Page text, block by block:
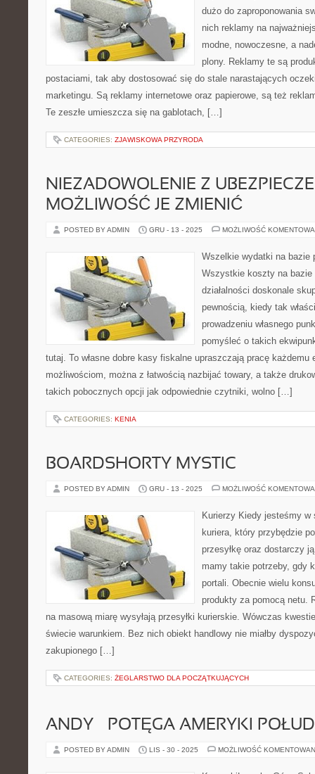
dużo do zaproponowania
nich reklamy na
modne, nowoczesne, a
plony. Reklamy te są
postaciami, tak aby dostosować się do stale narastających
marketingu. Są reklamy internetowe oraz papierowe, są też
Te zeszłe umieszcza się na gablotach, […]
CATEGORIES: ZJAWISKOWA PRZYRODA
NIEZADOWOLENIE Z
MOŻLIWOŚĆ JE ZMIENIĆ
POSTED BY ADMIN GRU - 13 - 2025 MOŻLIWOŚĆ
Wszelkie wydatki na bazie
Wszystkie koszty na bazie
działalności doskonale
pewnością, kiedy tak
prowadzeniu własnego
pomyśleć o takich
tutaj. To własne dobre kasy fiskalne upraszczają pracę każdemu
możliwościom, można z łatwością nazbijać towary, a także
takich pobocznych opcji jak odpowiednie czytniki, wolno […]
CATEGORIES: KENIA
BOARDSHORTY MYSTIC
POSTED BY ADMIN GRU - 13 - 2025 MOŻLIWOŚĆ
Kurierzy Kiedy jesteśmy w
kuriera, który przybędzie
przesyłkę oraz dostarczy
mamy takie potrzeby, gdy
portali. Obecnie wielu
produkty za pomocą netu.
na masową miarę wysyłają przesyłki kurierskie. Wówczas
świecie warunkiem. Bez nich obiekt handlowy nie miałby
zakupionego […]
CATEGORIES: ŻEGLARSTWO DLA POCZĄTKUJĄCYCH
ANDY – POTĘGA AMERYKI
POSTED BY ADMIN LIS - 30 - 2025 MOŻLIWOŚĆ